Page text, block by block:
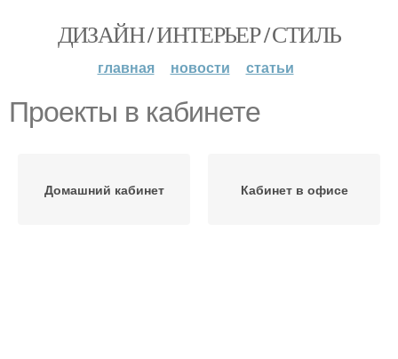
ДИЗАЙН / ИНТЕРЬЕР / СТИЛЬ
главная новости статьи
Проекты в кабинете
Домашний кабинет Кабинет в офисе